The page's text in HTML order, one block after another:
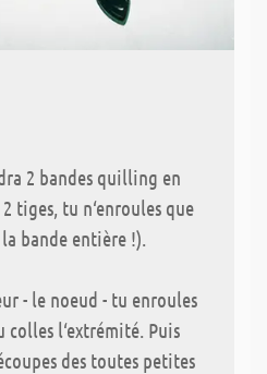
2 bandes quilling en
tiges, tu n‘enroules que
bande entière !).
- le noeud - tu enroules
l‘extrémité. Puis
des toutes petites